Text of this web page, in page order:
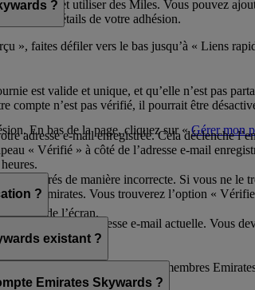
cumuler et utiliser des Miles. Vous pouvez
aux détails de votre adhésion.
», faites défiler vers le bas jusqu’à « Liens
?
En bas de la page, cliquez sur «Gérer mon
droit de l’écran.
est valide et unique, et qu’elle n’est pas
compte n’est pas vérifié, il pourrait être
adresse e-mail enregistrée. Cela déclenche
« Vérifié » à côté de l’adresse e-mail
filtrés de manière incorrecte. Si vous ne le
l’app Emirates. Vous trouverez l’option «
?
vérifié votre adresse e-mail actuelle. Vous
existant ?
est partagée avec d’autres membres
obtenir de l’aide.
Emirates Skywards ?